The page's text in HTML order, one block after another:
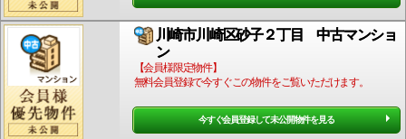
川崎市川崎区砂子２丁目 中古マンショ
ン
【会員様限定物件】
無料会員登録で今すぐこの物件をご覧いただけます。
今すぐ会員登録して未公開物件を見る